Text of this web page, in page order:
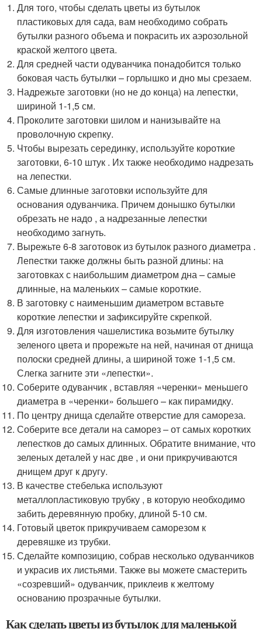
Для того, чтобы сделать цветы из бутылок
пластиковых для сада, вам необходимо собрать
бутылки разного объема и покрасить их аэрозольной
краской желтого цвета.
Для средней части одуванчика понадобится только
боковая часть бутылки – горлышко и дно мы срезаем.
Надрежьте заготовки (но не до конца) на лепестки,
шириной 1-1,5 см.
Проколите заготовки шилом и нанизывайте на
проволочную скрепку.
Чтобы вырезать серединку, используйте короткие
заготовки, 6-10 штук . Их также необходимо надрезать
на лепестки.
Самые длинные заготовки используйте для
основания одуванчика. Причем донышко бутылки
обрезать не надо , а надрезанные лепестки
необходимо загнуть.
Вырежьте 6-8 заготовок из бутылок разного диаметра .
Лепестки также должны быть разной длины: на
заготовках с наибольшим диаметром дна – самые
длинные, на маленьких – самые короткие.
В заготовку с наименьшим диаметром вставьте
короткие лепестки и зафиксируйте скрепкой.
Для изготовления чашелистика возьмите бутылку
зеленого цвета и прорежьте на ней, начиная от днища
полоски средней длины, а шириной тоже 1-1,5 см.
Слегка загните эти «лепестки».
Соберите одуванчик , вставляя «черенки» меньшего
диаметра в «черенки» большего – как пирамидку.
По центру днища сделайте отверстие для самореза.
Соберите все детали на саморез – от самых коротких
лепестков до самых длинных. Обратите внимание, что
зеленых деталей у нас две , и они прикручиваются
днищем друг к другу.
В качестве стебелька используют
металлопластиковую трубку , в которую необходимо
забить деревянную пробку, длиной 5-10 см.
Готовый цветок прикручиваем саморезом к
деревяшке из трубки.
Сделайте композицию, собрав несколько одуванчиков
и украсив их листьями. Также вы можете смастерить
«созревший» одуванчик, приклеив к желтому
основанию прозрачные бутылки.
Как сделать цветы из бутылок для маленькой